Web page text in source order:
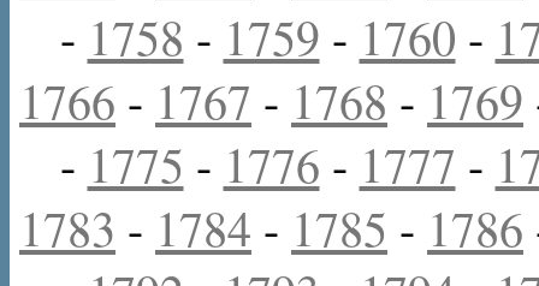
- 1758 - 1759 - 1760 -
1766 - 1767 - 1768 - 1769
- 1775 - 1776 - 1777 -
1783 - 1784 - 1785 - 1786